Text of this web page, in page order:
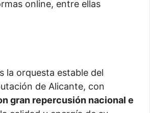
online, entre ellas
la orquesta estable del
de Alicante, con
gran repercusión nacional e